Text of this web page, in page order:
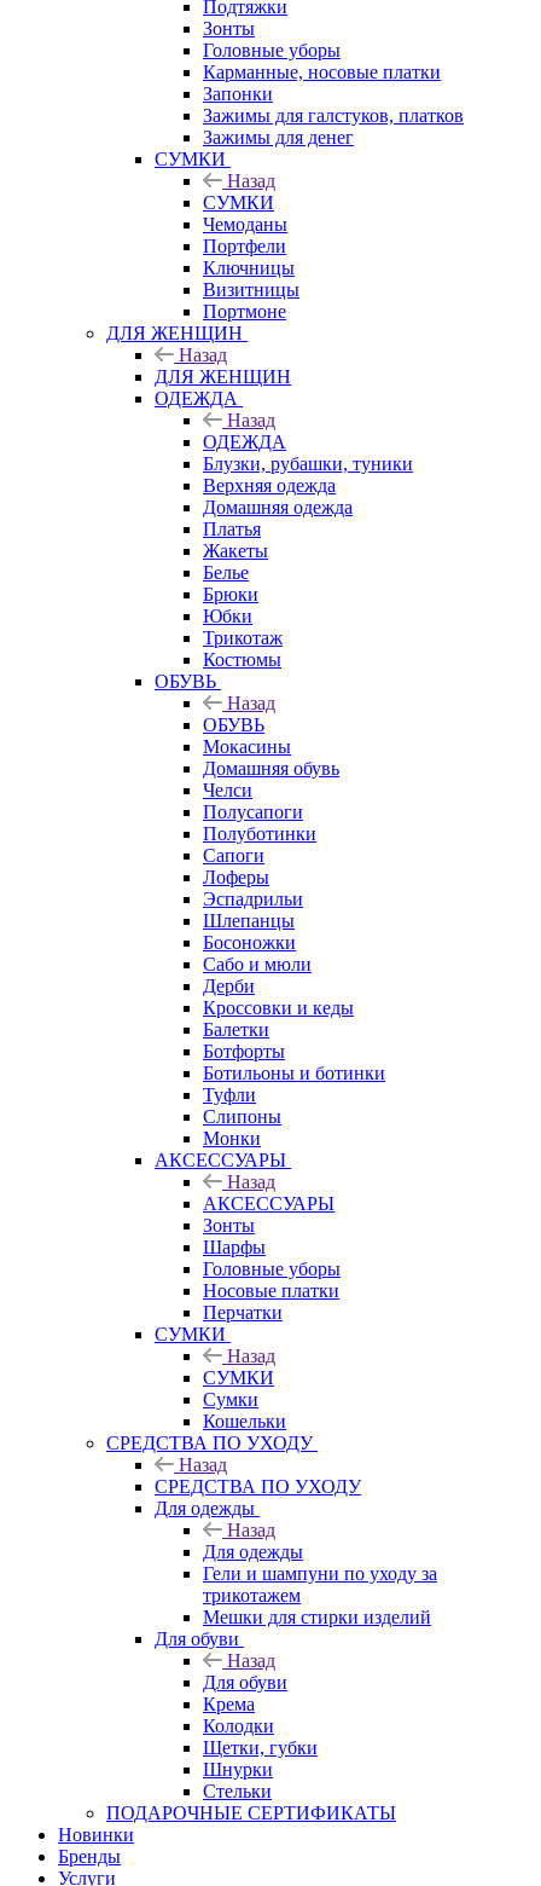
Подтяжки
Зонты
Головные уборы
Карманные, носовые платки
Запонки
Зажимы для галстуков, платков
Зажимы для денег
СУМКИ
Назад
СУМКИ
Чемоданы
Портфели
Ключницы
Визитницы
Портмоне
ДЛЯ ЖЕНЩИН
Назад
ДЛЯ ЖЕНЩИН
ОДЕЖДА
Назад
ОДЕЖДА
Блузки, рубашки, туники
Верхняя одежда
Домашняя одежда
Платья
Жакеты
Белье
Брюки
Юбки
Трикотаж
Костюмы
ОБУВЬ
Назад
ОБУВЬ
Мокасины
Домашняя обувь
Челси
Полусапоги
Полуботинки
Сапоги
Лоферы
Эспадрильи
Шлепанцы
Босоножки
Сабо и мюли
Дерби
Кроссовки и кеды
Балетки
Ботфорты
Ботильоны и ботинки
Туфли
Слипоны
Монки
АКСЕССУАРЫ
Назад
АКСЕССУАРЫ
Зонты
Шарфы
Головные уборы
Носовые платки
Перчатки
СУМКИ
Назад
СУМКИ
Сумки
Кошельки
CРЕДСТВА ПО УХОДУ
Назад
CРЕДСТВА ПО УХОДУ
Для одежды
Назад
Для одежды
Гели и шампуни по уходу за
трикотажем
Мешки для стирки изделий
Для обуви
Назад
Для обуви
Крема
Колодки
Щетки, губки
Шнурки
Стельки
ПОДАРОЧНЫЕ СЕРТИФИКАТЫ
Новинки
Бренды
Услуги